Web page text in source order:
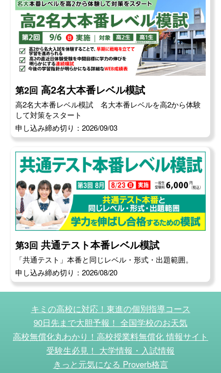
第2回 高2名大本番レベル模試
高2名大本番レベル模試 名大本番レベルを高2から体験
して対策をスタート
申し込み締め切り：2026/09/03
第3回 共通テスト本番レベル模試
「共通テスト」本番と同じレベル・形式・出題範囲。
申し込み締め切り：2026/08/20
キミの高校に対応！東進の個別指導コース
90日先まで大胆予報！ 全国学校のお天気
高校無償化丸わかり！高校授業料無償化 情報サイト
受験生必見！ 大学情報・入試情報
きっと元気になる Proverb格言